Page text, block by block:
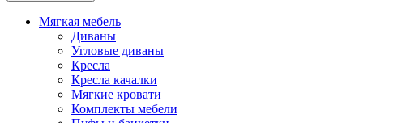
Мягкая мебель
Диваны
Угловые диваны
Кресла
Кресла качалки
Мягкие кровати
Комплекты мебели